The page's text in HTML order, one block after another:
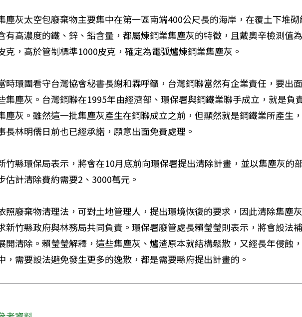
塵灰太空包廢棄物主要集中在第一區南端400公尺長的海岸，在覆土下堆
有高濃度的鐵、鋅、鉛含量，都屬煉鋼業集塵灰的特徵，且戴奧辛檢測值
克，高於管制標準1000皮克，確定為電弧爐煉鋼業集塵灰。
時環團看守台灣協會秘書長謝和霖呼籲，台灣鋼聯當然有企業責任，要出
集塵灰。台灣鋼聯在1995年由經濟部、環保署與鋼鐵業聯手成立，就是負
塵灰。雖然這一批集塵灰產生在鋼聯成立之前，但顯然就是鋼鐵業所產生
長林明儒日前也已經承諾，願意出面免費處理。
竹縣環保局表示，將會在10月底前向環保署提出清除計畫，並以集塵灰的
估計清除費約需要2、3000萬元。
照廢棄物清理法，可對土地管理人，提出環境恢復的要求，因此清除集塵
新竹縣政府與林務局共同負責。環保署廢管處長賴瑩瑩則表示，將會設法
開清除。賴瑩瑩解釋，這些集塵灰、爐渣原本就結構鬆散，又經長年侵蝕
，需要設法避免發生更多的逸散，都是需要縣府提出計畫的。